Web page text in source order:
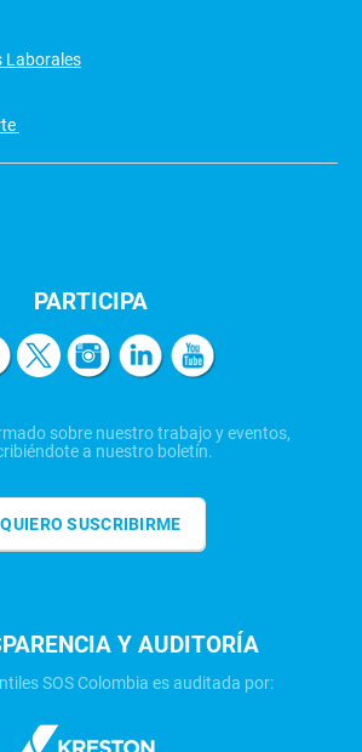
Laborales
PARTICIPA
sobre nuestro trabajo y eventos,
a nuestro boletín.
QUIERO SUSCRIBIRME
Y AUDITORÍA
SOS Colombia es auditada por: